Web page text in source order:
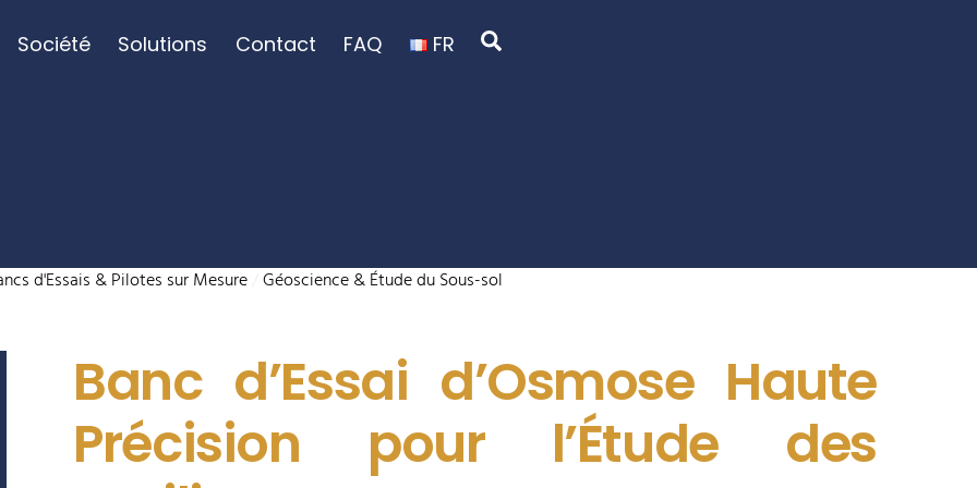
Search
Société Solutions Contact FAQ FR
d'Essais & Pilotes sur Mesure Géoscience & Étude du Sous-sol
Banc d’Essai d’Osmose Haute
Précision pour l’Étude des